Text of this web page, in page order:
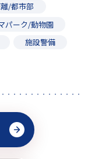
/都市部
パーク/動物園
施設警備